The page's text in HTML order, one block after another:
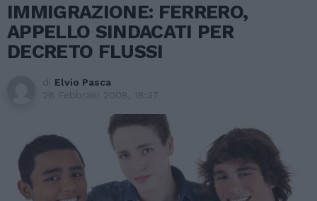
IMMIGRAZIONE: FERRERO,
APPELLO SINDACATI PER
DECRETO FLUSSI
di Elvio Pasca
26 Febbraio 2008, 18:37